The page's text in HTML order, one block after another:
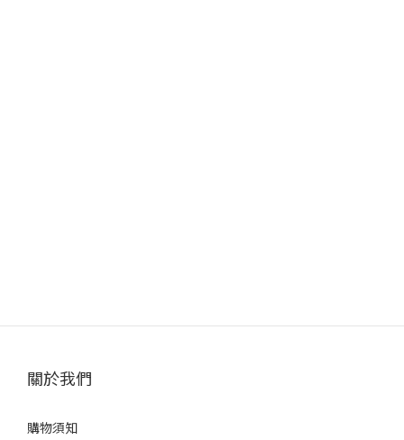
關於我們
購物須知